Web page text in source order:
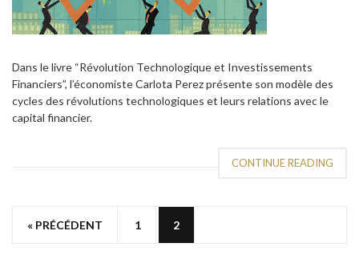
Dans le livre “Révolution Technologique et Investissements
Financiers”, l’économiste Carlota Perez présente son modèle des
cycles des révolutions technologiques et leurs relations avec le
capital financier.
CONTINUE READING
« PRÉCÉDENT 1 2